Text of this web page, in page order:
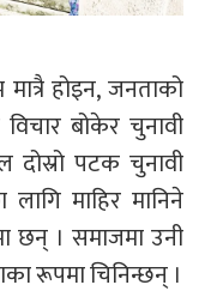
होइन, जनताको
विचार बोकेर चुनावी
दोस्रो पटक चुनावी
माहिर मानिने
छन् । समाजमा उनी
रूपमा चिनिन्छन् ।